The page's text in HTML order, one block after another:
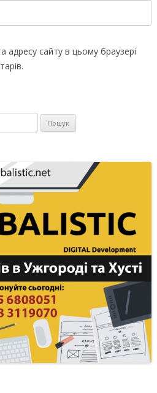
адресу сайту в цьому браузері